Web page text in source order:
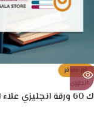
غير متوفر
انجليزي
ك 60 ورقة انجليزي علاء الدين